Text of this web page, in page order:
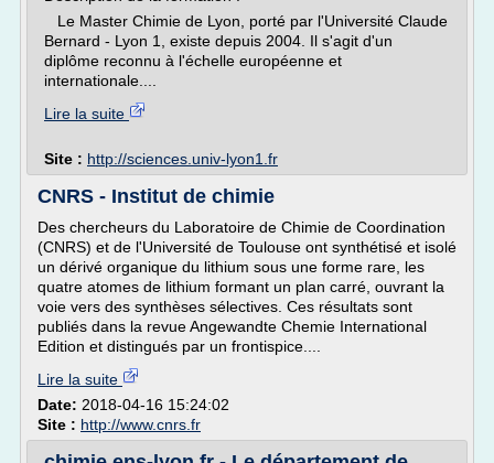
Le Master Chimie de Lyon, porté par l'Université Claude
Bernard - Lyon 1, existe depuis 2004. Il s'agit d'un
diplôme reconnu à l'échelle européenne et
internationale....
Lire la suite
Site : http://sciences.univ-lyon1.fr
CNRS - Institut de chimie
Des chercheurs du Laboratoire de Chimie de Coordination
(CNRS) et de l'Université de Toulouse ont synthétisé et isolé
un dérivé organique du lithium sous une forme rare, les
quatre atomes de lithium formant un plan carré, ouvrant la
voie vers des synthèses sélectives. Ces résultats sont
publiés dans la revue Angewandte Chemie International
Edition et distingués par un frontispice....
Lire la suite
Date: 2018-04-16 15:24:02
Site : http://www.cnrs.fr